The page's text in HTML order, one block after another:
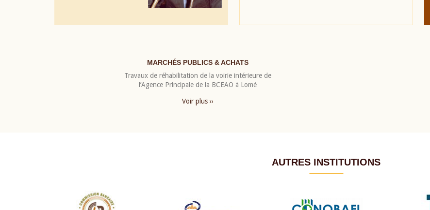
MARCHÉS PUBLICS & ACHATS
Travaux de réhabilitation de la voirie intérieure de
l’Agence Principale de la BCEAO à Lomé
Voir plus ››
AUTRES INSTITUTIONS